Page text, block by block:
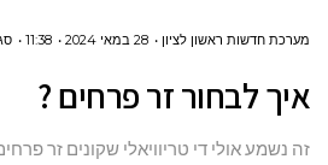
מערכת חדשות ראשון לציון 28 במאי 2024 11:38
איך לבחור זר פרחים ?
זה נשמע אולי די טריוויאלי שקונים זר